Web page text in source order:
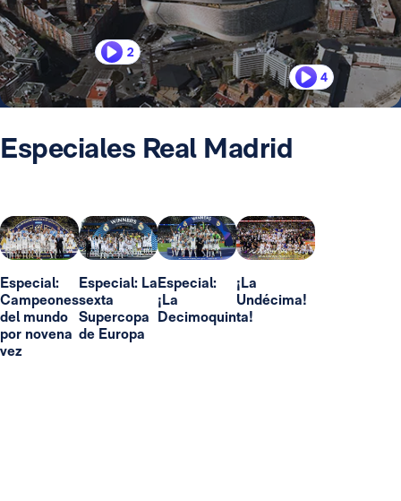
2
4
Especiales Real Madrid
Especial:
Campeones
del mundo
por novena
vez
Especial: La
sexta
Supercopa
de Europa
Especial:
¡La
Decimoquinta!
¡La
Undécima!